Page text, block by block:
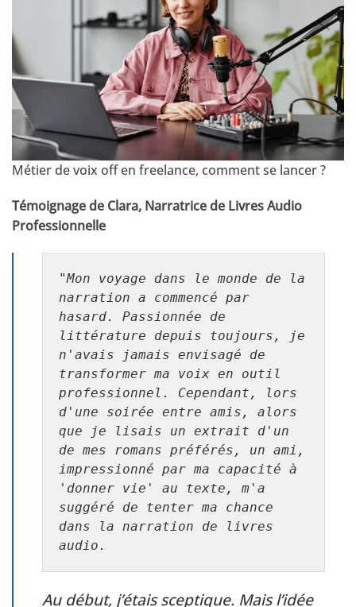
Métier de voix off en freelance, comment se lancer ?
Témoignage de Clara, Narratrice de Livres Audio
Professionnelle
"Mon voyage dans le monde de la
narration a commencé par
hasard. Passionnée de
littérature depuis toujours, je
n'avais jamais envisagé de
transformer ma voix en outil
professionnel. Cependant, lors
d'une soirée entre amis, alors
que je lisais un extrait d'un
de mes romans préférés, un ami,
impressionné par ma capacité à
'donner vie' au texte, m'a
suggéré de tenter ma chance
dans la narration de livres
audio.
Au début, j’étais sceptique. Mais l’idée